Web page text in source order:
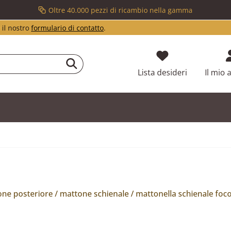
Oltre 40.000 pezzi di ricambio nella gamma
il nostro formulario di contatto.
Lista desideri Hai 0Il mio
posteriore / mattone schienale / mattonella schienale